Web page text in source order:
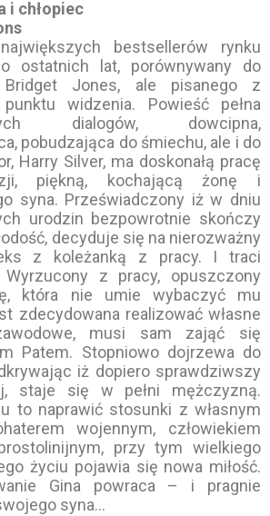
i chłopiec
bestsellerów rynku
ostatnich lat, porównywany do
Bridget Jones, ale pisanego z
widzenia. Powieść pełna
dialogów, dowcipna,
pobudzająca do śmiechu, ale i do
Harry Silver, ma doskonałą pracę
piękną, kochającą żonę i
syna. Przeświadczony iż w dniu
urodzin bezpowrotnie skończy
decyduje się na nierozważny
z koleżanką z pracy. I traci
z pracy, opuszczony
która nie umie wybaczyć mu
zdecydowana realizować własne
musi sam zająć się
Patem. Stopniowo dojrzewa do
iż dopiero sprawdziwszy
staje się w pełni mężczyzną.
to naprawić stosunki z własnym
wojennym, człowiekiem
przy tym wielkiego
życiu pojawia się nowa miłość.
Gina powraca – i pragnie
syna…